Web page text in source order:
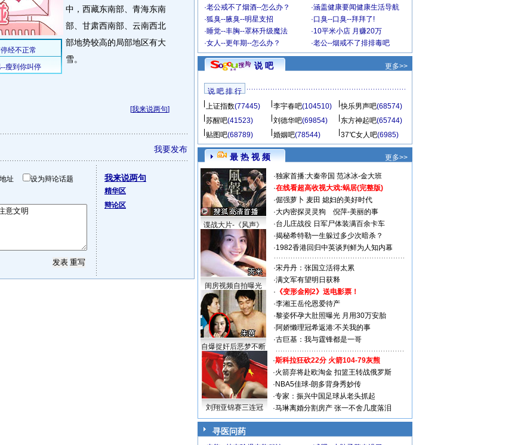
中，西藏东南部、青海东南
部、甘肃西南部、云南西北
部地势较高的局部地区有大
雪。
[我来说两句]
我要发布
地址 设为辩论话题 我来说两句
精华区
辩论区
·老公戒不了烟酒--怎么办？ ·涵盖健康要闻健康生活导航
·狐臭--腋臭--明星支招 ·口臭--口臭--拜拜了!
·睡觉--丰胸--罩杯升级魔法 ·10平米小店 月赚20万
·女人--更年期--怎么办？ ·老公--烟戒不了排排毒吧
说 吧 更多>>
说 吧 排 行
上证指数(77445) 李宇春吧(104510) 快乐男声吧(68574)
苏醒吧(41523) 刘德华吧(69854) 东方神起吧(65744)
贴图吧(68789) 婚姻吧(78544) 37℃女人吧(6985)
最 热 视 频 更多>>
谍战大片-《风声》
闺房视频自拍曝光
自爆捉奸后恶梦不断
·独家首播:大秦帝国 范冰冰-金大班
·在线看超高收视大戏:蜗居(完整版)
·倔强萝卜 麦田 媳妇的美好时代
·大内密探灵灵狗
倪萍-美丽的事
·台儿庄战役 日军尸体装满百余卡车
·揭秘希特勒一生躲过多少次暗杀？
·1982香港回归中英谈判鲜为人知内幕
·宋丹丹：张国立活得太累
·满文军有望明日获释
· 《变形金刚2》送电影票！
·李湘王岳伦恩爱待产
·黎姿怀孕大肚照曝光 月用30万安胎
·阿娇懒理冠希返港:不关我的事
·古巨基：我与霆锋都是一哥
刘翔亚锦赛三连冠
·斯科拉狂砍22分 火箭104-79灰熊
·火箭弃将赴欧淘金 扣篮王转战俄罗斯
· NBA5佳球-朗多背身秀妙传
·专家：振兴中国足球从老头抓起
·马琳离婚分割房产 张一不舍几度落泪
寻医问药